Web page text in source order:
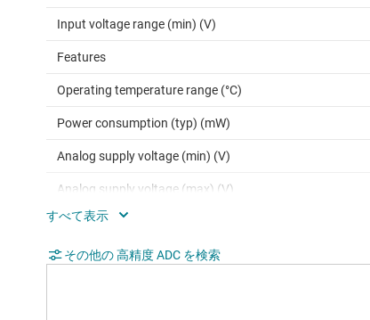
Input voltage range (min) (V)
Features
Operating temperature range (°C)
Power consumption (typ) (mW)
Analog supply voltage (min) (V)
Analog supply voltage (max) (V)
SNR (dB)
Digital supply (min) (V)
その他の 高精度 ADC を検索